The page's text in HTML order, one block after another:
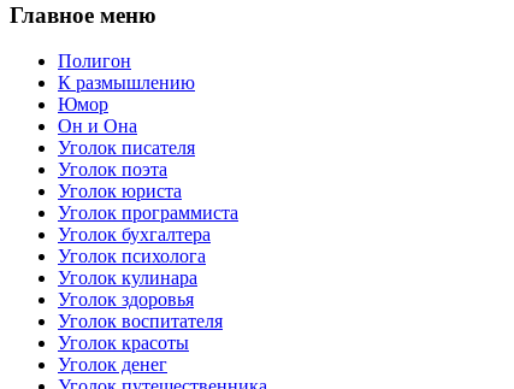
Главное меню
Полигон
К размышлению
Юмор
Он и Она
Уголок писателя
Уголок поэта
Уголок юриста
Уголок программиста
Уголок бухгалтера
Уголок психолога
Уголок кулинара
Уголок здоровья
Уголок воспитателя
Уголок красоты
Уголок денег